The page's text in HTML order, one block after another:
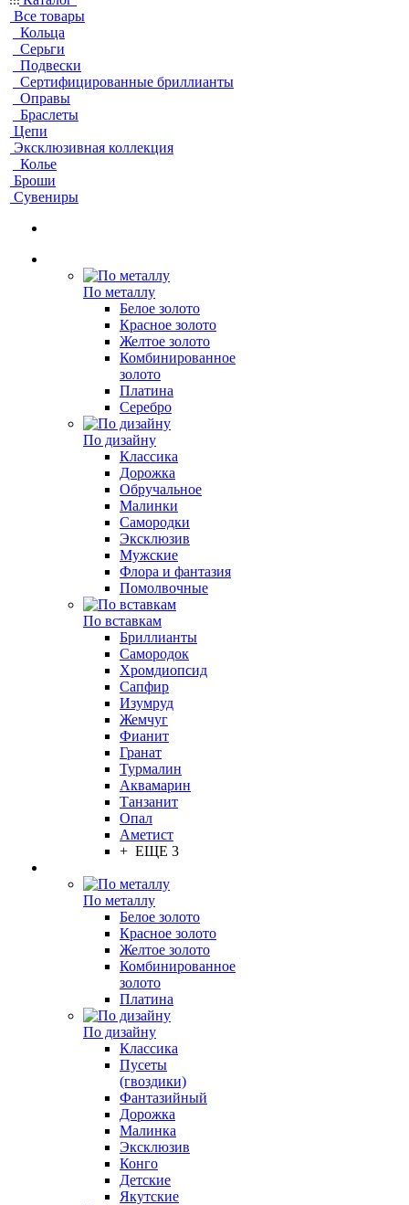
Все товары
Кольца
Серьги
Подвески
Сертифицированные бриллианты
Оправы
Браслеты
Цепи
Эксклюзивная коллекция
Колье
Броши
Сувениры
По металлу
Белое золото
Красное золото
Желтое золото
Комбинированное
золото
Платина
Серебро
По дизайну
Классика
Дорожка
Обручальное
Малинки
Самородки
Эксклюзив
Мужские
Флора и фантазия
Помолвочные
По вставкам
Бриллианты
Самородок
Хромдиопсид
Сапфир
Изумруд
Жемчуг
Фианит
Гранат
Турмалин
Аквамарин
Танзанит
Опал
Аметист
+ ЕЩЕ 3
По металлу
Белое золото
Красное золото
Желтое золото
Комбинированное
золото
Платина
По дизайну
Классика
Пусеты
(гвоздики)
Фантазийный
Дорожка
Малинка
Эксклюзив
Конго
Детские
Якутские